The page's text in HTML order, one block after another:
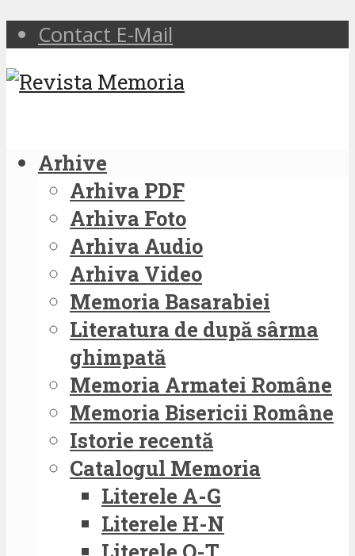
Contact E-Mail
Arhive
Arhiva PDF
Arhiva Foto
Arhiva Audio
Arhiva Video
Memoria Basarabiei
Literatura de după sârma
ghimpată
Memoria Armatei Române
Memoria Bisericii Române
Istorie recentă
Catalogul Memoria
Literele A-G
Literele H-N